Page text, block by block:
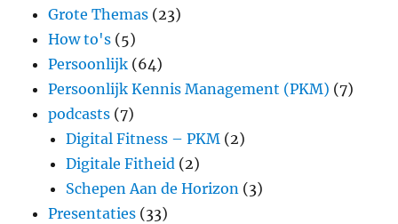
Grote Themas (23)
How to's (5)
Persoonlijk (64)
Persoonlijk Kennis Management (PKM) (7)
podcasts (7)
Digital Fitness – PKM (2)
Digitale Fitheid (2)
Schepen Aan de Horizon (3)
Presentaties (33)